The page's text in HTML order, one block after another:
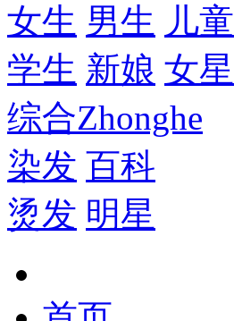
女生 男生 儿童
学生 新娘 女星
综合Zhonghe
染发 百科
烫发 明星